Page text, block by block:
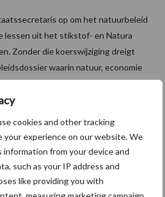
cookies and other tracking
experience on our website. We
information from your device and
such as your IP address and
like providing you with
op om het natuurbeleid
lessen uit het stikstof- en Natura
Zonder die koerswijziging dreigt
waarin natuur, economie
(namens de gezamenlijke
Nederlandse
en deFNRS. De brede